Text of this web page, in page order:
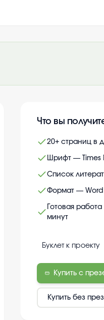
Что вы
20+ страниц в
Шрифт — Times
Список
Формат — Word
Готовая
минут
Буклет к проекту
Купить с
Купить без